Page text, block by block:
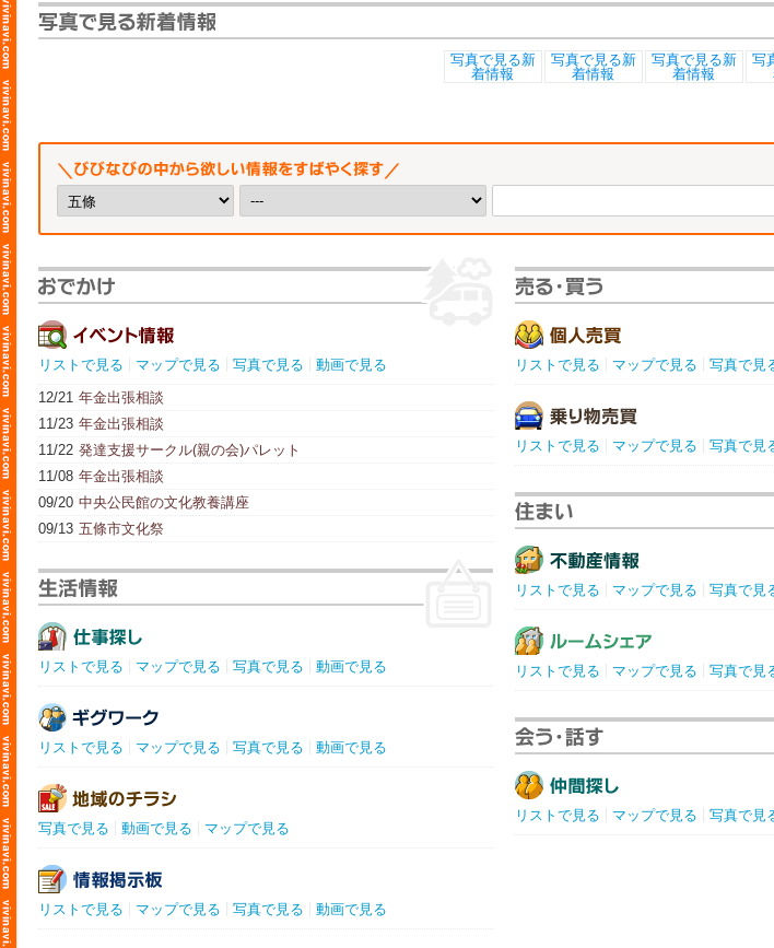
リストで見る マップで見る 写真で見る
動画で見る
12/21 年金出張相談
11/23 年金出張相談
11/22 発達支援サークル(親の会)パレット
11/08 年金出張相談
09/20 中央公民館の文化教養講座
09/13 五條市文化祭
リストで見る マップで見る 写真で見る 動画で見る
リストで見る マップで見る 写真で見る 動画で見る
写真で見る 動画で見る マップで見る
リストで見る マップで見る 写真で見る 動画で見る
リストで見る マップで見る 写真で見
リストで見る マップで見る 写真で見
リストで見る マップで見る 写真で見
リストで見る マップで見る 写真で見
リストで見る マップで見る 写真で見